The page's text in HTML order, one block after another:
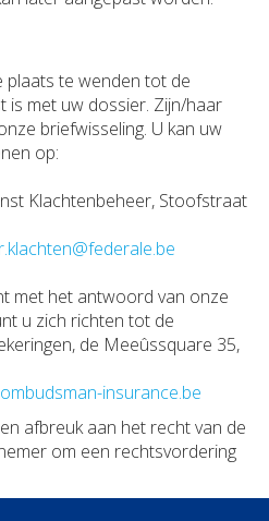
plaats te wenden tot de
met uw dossier. Zijn/haar
briefwisseling. U kan uw
op:
Klachtenbeheer, Stoofstraat
met het antwoord van onze
u zich richten tot de
de Meeûssquare 35,
insurance.be
afbreuk aan het recht van de
om een rechtsvordering